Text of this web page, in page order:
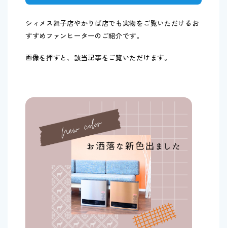
シィメス舞子店やかりば店でも実物をご覧いただけるお
すすめファンヒーターのご紹介です。
画像を押すと、該当記事をご覧いただけます。